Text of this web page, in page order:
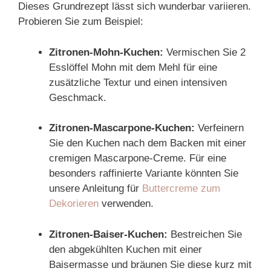
Dieses Grundrezept lässt sich wunderbar variieren.
Probieren Sie zum Beispiel:
Zitronen-Mohn-Kuchen: Vermischen Sie 2
Esslöffel Mohn mit dem Mehl für eine
zusätzliche Textur und einen intensiven
Geschmack.
Zitronen-Mascarpone-Kuchen: Verfeinern
Sie den Kuchen nach dem Backen mit einer
cremigen Mascarpone-Creme. Für eine
besonders raffinierte Variante könnten Sie
unsere Anleitung für Buttercreme zum
Dekorieren verwenden.
Zitronen-Baiser-Kuchen: Bestreichen Sie
den abgekühlten Kuchen mit einer
Baisermasse und bräunen Sie diese kurz mit